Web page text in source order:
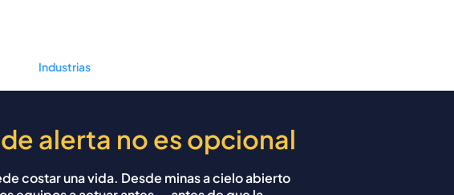
Industrias
alerta no es opcional
costar una vida. Desde minas a cielo abierto